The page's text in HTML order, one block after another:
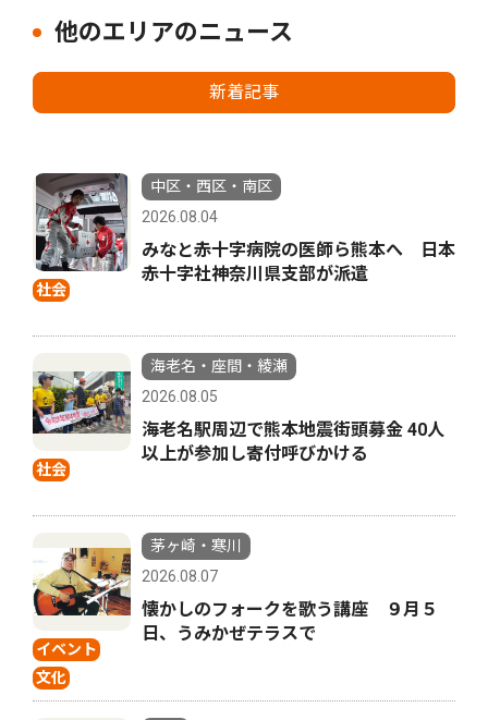
他のエリアのニュース
新着記事
社会
中区・西区・南区
2026.08.04
みなと赤十字病院の医師ら熊本へ 日本
赤十字社神奈川県支部が派遣
社会
海老名・座間・綾瀬
2026.08.05
海老名駅周辺で熊本地震街頭募金 40人
以上が参加し寄付呼びかける
イベント
文化
茅ヶ崎・寒川
2026.08.07
懐かしのフォークを歌う講座 ９月５
日、うみかぜテラスで